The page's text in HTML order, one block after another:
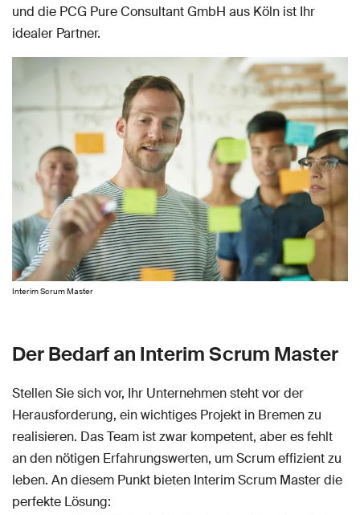
und die PCG Pure Consultant GmbH aus Köln ist Ihr
idealer Partner.
Interim Scrum Master
Der Bedarf an Interim Scrum Master
Stellen Sie sich vor, Ihr Unternehmen steht vor der
Herausforderung, ein wichtiges Projekt in Bremen zu
realisieren. Das Team ist zwar kompetent, aber es fehlt
an den nötigen Erfahrungswerten, um Scrum effizient zu
leben. An diesem Punkt bieten Interim Scrum Master die
perfekte Lösung: